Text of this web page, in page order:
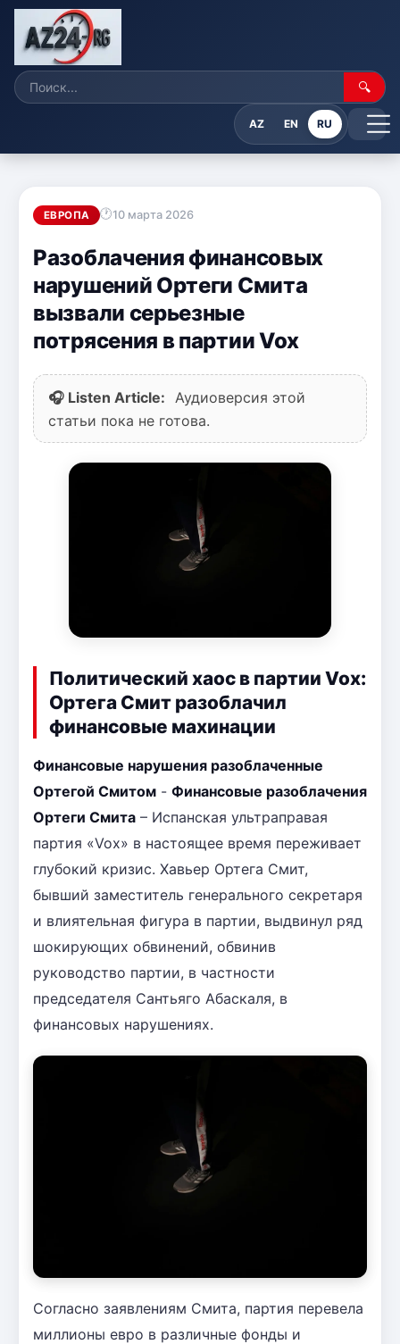
🔍
AZ EN RU
ЕВРОПА 10 марта 2026
Разоблачения финансовых
нарушений Ортеги Смита
вызвали серьезные
потрясения в партии Vox
🎧 Listen Article:
Аудиоверсия этой
статьи пока не готова.
Политический хаос в партии Vox:
Ортега Смит разоблачил
финансовые махинации
Финансовые нарушения разоблаченные
Ортегой Смитом - Финансовые разоблачения
Ортеги Смита – Испанская ультраправая
партия «Vox» в настоящее время переживает
глубокий кризис. Хавьер Ортега Смит,
бывший заместитель генерального секретаря
и влиятельная фигура в партии, выдвинул ряд
шокирующих обвинений, обвинив
руководство партии, в частности
председателя Сантьяго Абаскаля, в
финансовых нарушениях.
Согласно заявлениям Смита, партия перевела
миллионы евро в различные фонды и